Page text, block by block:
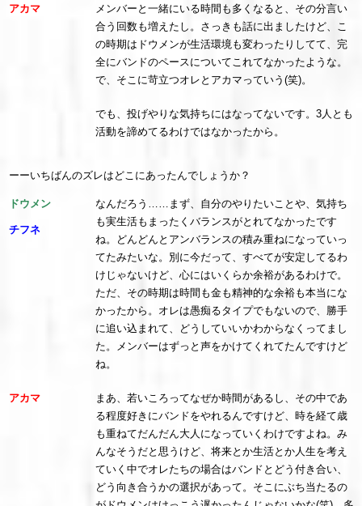
メンバーと一緒にいる時間も多くなると、その分言い
合う回数も増えたし。さっきも話に出ましたけど、こ
の時期はドウメンが生活環境も変わったりしてて、完
全にバンドのペースについてこれてなかったような。
で、そこに苛立つオレとアカマっていう(笑)。
アカマ
でも、投げやりな気持ちにはなってないです。3人とも
活動を諦めてるわけではなかったから。
ーーいちばんのズレはどこにあったんでしょうか？
ドウメン
なんだろう……まず、自分のやりたいことや、気持ち
も実生活もまったくバランスがとれてなかったです
ね。どんどんとアンバランスの積み重ねになっていっ
てたみたいな。別に今だって、すべてが安定してるわ
けじゃないけど、心にはいくらか余裕があるわけで。
ただ、その時期は時間も金も精神的な余裕も本当にな
かったから。オレは愚痴るタイプでもないので、勝手
に追い込まれて、どうしていいかわからなくってまし
た。メンバーはずっと声をかけてくれてたんですけど
ね。
チフネ
まあ、若いころってなぜか時間があるし、その中であ
る程度好きにバンドをやれるんですけど、時を経て歳
も重ねてだんだん大人になっていくわけですよね。み
んなそうだと思うけど、将来とか生活とか人生を考え
ていく中でオレたちの場合はバンドとどう付き合い、
どう向き合うかの選択があって。そこにぶち当たるの
アカマ